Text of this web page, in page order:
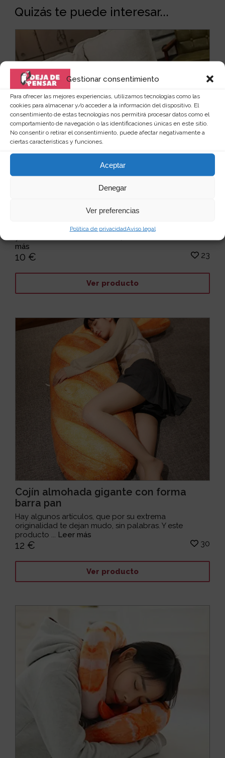
Gestionar consentimiento
Para ofrecer las mejores experiencias, utilizamos tecnologías como las
cookies para almacenar y/o acceder a la información del dispositivo. El
consentimiento de estas tecnologías nos permitirá procesar datos como el
comportamiento de navegación o las identificaciones únicas en este sitio.
No consentir o retirar el consentimiento, puede afectar negativamente a
ciertas características y funciones.
Aceptar
Denegar
Ver preferencias
Política de privacidadAviso legal
Quizás te puede interesar...
La almohada foca reproduce todas las características
más
10 € 23
Ver producto
Cojín almohada gigante con forma
barra pan
Hay algunos artículos, que por su extrema
originalidad te dejan mudo, sin palabras. Y este
producto ... Leer más
12 € 30
Ver producto